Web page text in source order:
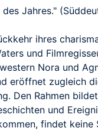
Jahres."
ihres
und
Nora und
eröffnet zugleich
Den Rahmen
und
findet keine